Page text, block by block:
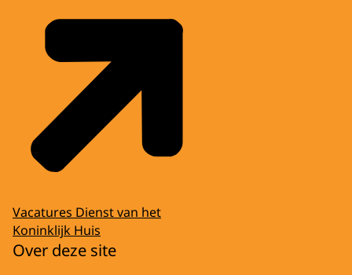
Vacatures Dienst van het
Koninklijk Huis
Over deze site